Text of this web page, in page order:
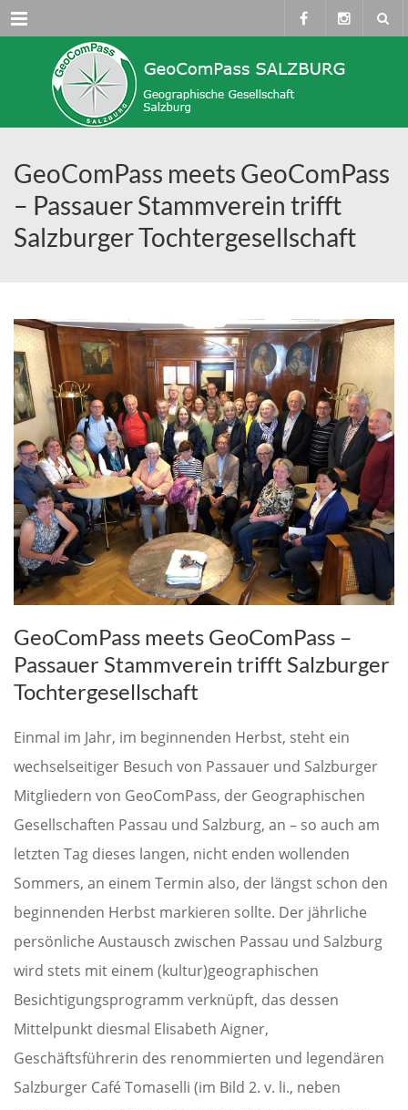
Menü
GeoComPass meets GeoComPass
– Passauer Stammverein trifft
Salzburger Tochtergesellschaft
GeoComPass meets GeoComPass –
Passauer Stammverein trifft Salzburger
Tochtergesellschaft
Einmal im Jahr, im beginnenden Herbst, steht ein
wechselseitiger Besuch von Passauer und Salzburger
Mitgliedern von GeoComPass, der Geographischen
Gesellschaften Passau und Salzburg, an – so auch am
letzten Tag dieses langen, nicht enden wollenden
Sommers, an einem Termin also, der längst schon den
beginnenden Herbst markieren sollte. Der jährliche
persönliche Austausch zwischen Passau und Salzburg
wird stets mit einem (kultur)geographischen
Besichtigungsprogramm verknüpft, das dessen
Mittelpunkt diesmal Elisabeth Aigner,
Geschäftsführerin des renommierten und legendären
Salzburger Café Tomaselli (im Bild 2. v. li., neben